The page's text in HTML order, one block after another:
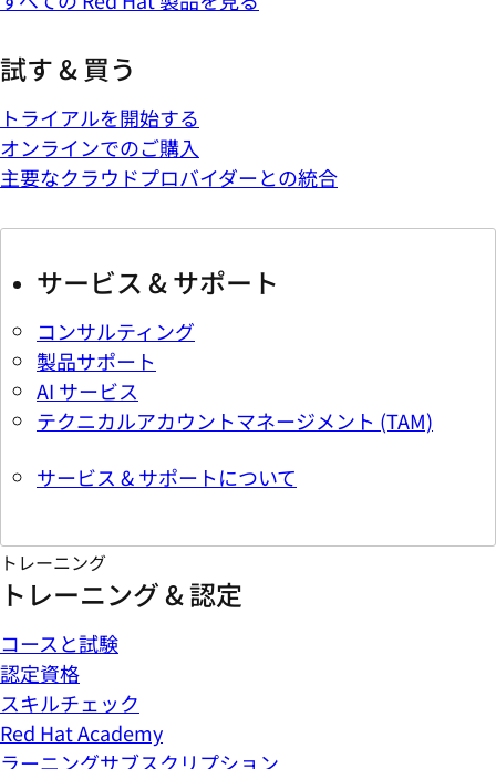
試す & 買う
トライアルを開始する
オンラインでのご購入
主要なクラウドプロバイダーとの統合
サービス & サポート
コンサルティング
製品サポート
AI サービス
テクニカルアカウントマネージメント (TAM)
サービス & サポートについて
トレーニング
トレーニング & 認定
コースと試験
認定資格
スキルチェック
Red Hat Academy
ラーニングサブスクリプション